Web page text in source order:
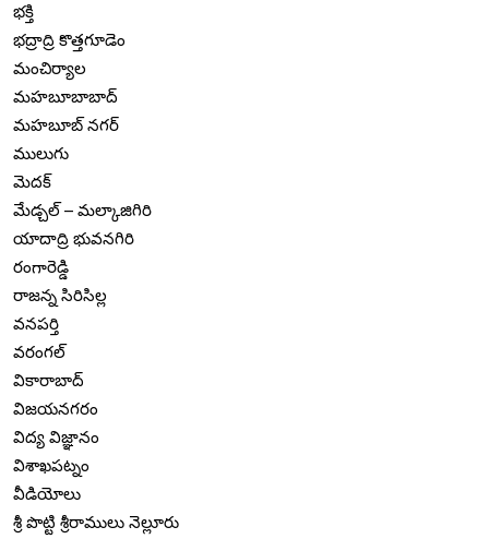
భక్తి
భద్రాద్రి కొత్తగూడెం
మంచిర్యాల
మహబూబాబాద్
మహబూబ్ నగర్
ములుగు
మెదక్
మేడ్చల్ – మల్కాజిగిరి
యాదాద్రి భువనగిరి
రంగారెడ్డి
రాజన్న సిరిసిల్ల
వనపర్తి
వరంగల్
వికారాబాద్
విజయనగరం
విద్య విజ్ఞానం
విశాఖపట్నం
వీడియోలు
శ్రీ పొట్టి శ్రీరాములు నెల్లూరు